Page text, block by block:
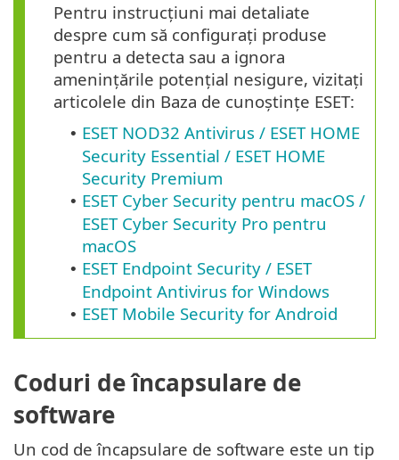
Pentru instrucțiuni mai detaliate
despre cum să configurați produse
pentru a detecta sau a ignora
amenințările potențial nesigure, vizitați
articolele din Baza de cunoștințe ESET:
• ESET NOD32 Antivirus / ESET HOME
Security Essential / ESET HOME
Security Premium
• ESET Cyber Security pentru macOS /
ESET Cyber Security Pro pentru
macOS
• ESET Endpoint Security / ESET
Endpoint Antivirus for Windows
• ESET Mobile Security for Android
Coduri de încapsulare de
software
Un cod de încapsulare de software este un tip